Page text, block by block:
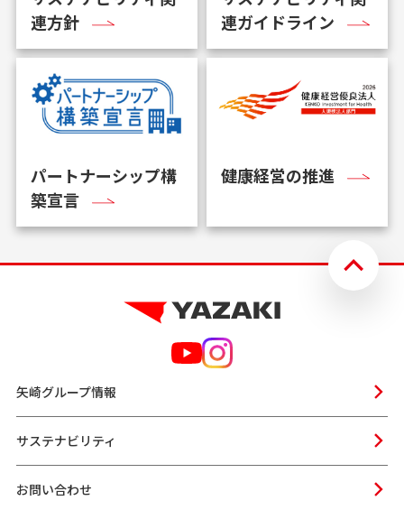
連方針
連ガイドライン
パートナーシップ構
築宣言
健康経営の推進
矢崎グループ情報
サステナビリティ
お問い合わせ